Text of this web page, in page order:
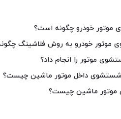
موتور خودرو چگونه است؟
موتور خودرو به روش فلاشینگ
موتور را انجام داد؟
شستشوی داخل موتور ماشین چیست؟
ماشین چیست؟